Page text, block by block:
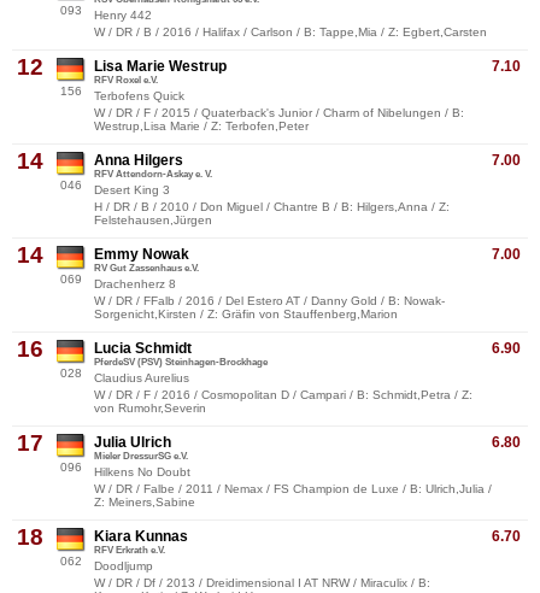
093
Henry 442
W / DR / B / 2016 / Halifax / Carlson / B: Tappe,Mia / Z: Egbert,Carsten
12
156
7.10
Lisa Marie Westrup
RFV Roxel e.V.
Terbofens Quick
W / DR / F / 2015 / Quaterback's Junior / Charm of Nibelungen / B:
Westrup,Lisa Marie / Z: Terbofen,Peter
14
046
7.00
Anna Hilgers
RFV Attendorn-Askay e. V.
Desert King 3
H / DR / B / 2010 / Don Miguel / Chantre B / B: Hilgers,Anna / Z:
Felstehausen,Jürgen
14
069
7.00
Emmy Nowak
RV Gut Zassenhaus e.V.
Drachenherz 8
W / DR / FFalb / 2016 / Del Estero AT / Danny Gold / B: Nowak-
Sorgenicht,Kirsten / Z: Gräfin von Stauffenberg,Marion
16
028
6.90
Lucia Schmidt
PferdeSV (PSV) Steinhagen-Brockhage
Claudius Aurelius
W / DR / F / 2016 / Cosmopolitan D / Campari / B: Schmidt,Petra / Z:
von Rumohr,Severin
17
096
6.80
Julia Ulrich
Mieler DressurSG e.V.
Hilkens No Doubt
W / DR / Falbe / 2011 / Nemax / FS Champion de Luxe / B: Ulrich,Julia /
Z: Meiners,Sabine
18
062
6.70
Kiara Kunnas
RFV Erkrath e.V.
Doodljump
W / DR / Df / 2013 / Dreidimensional I AT NRW / Miraculix / B: